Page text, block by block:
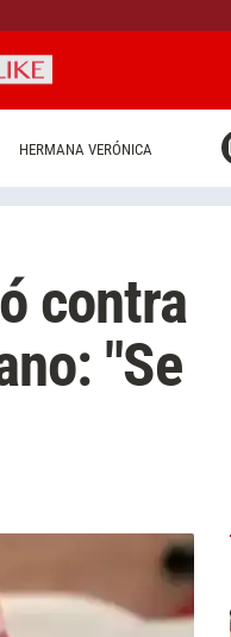
HERMANA VERÓNICA
contra
"Se